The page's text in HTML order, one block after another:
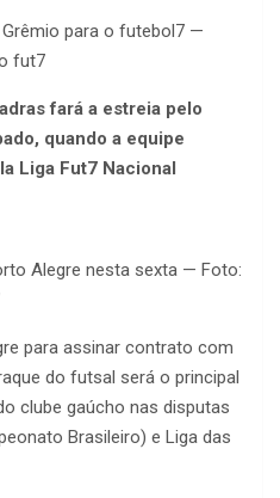
para o futebol7 —
fut7
fará a estreia pelo
quando a equipe
Liga Fut7 Nacional
Alegre nesta sexta — Foto:
para assinar contrato com
do futsal será o principal
clube gaúcho nas disputas
Brasileiro) e Liga das